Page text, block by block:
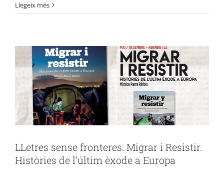
Llegeix mésResistir. Històries de l’últim èxode a
LLIBRE SENSIBILITZACIÖ
LLetres sense fronteres: Migrar i Resistir.
Històries de l’últim èxode a Europa